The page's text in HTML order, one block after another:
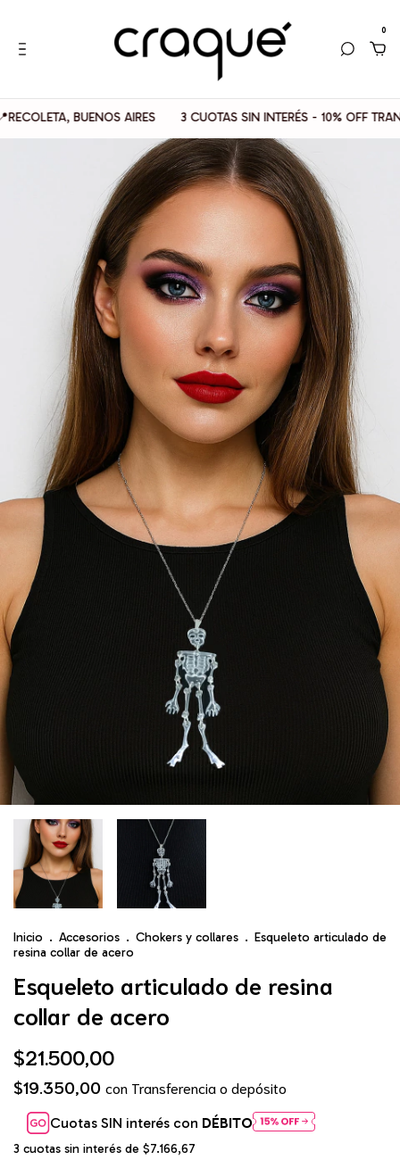
0
BUENOS AIRES 3 CUOTAS SIN INTERÉS - 10% OFF
Inicio . Accesorios . Chokers y collares . Esqueleto articulado de
resina collar de acero
Esqueleto articulado de resina
collar de acero
$21.500,00
$19.350,00 con Transferencia o depósito
Cuotas SIN interés con DÉBITO
3 cuotas sin interés de $7.166,67